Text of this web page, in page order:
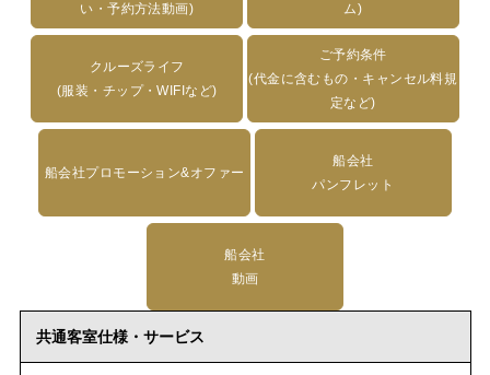
い・予約方法動画)
ム)
クルーズライフ
(服装・チップ・WIFIなど)
ご予約条件
(代金に含むもの・キャンセル料規
定など)
船会社プロモーション&オファー
船会社
パンフレット
船会社
動画
共通客室仕様・サービス